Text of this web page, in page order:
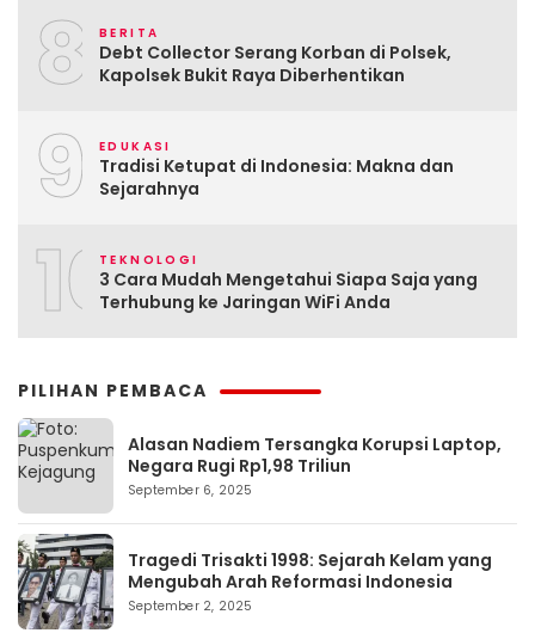
8 BERITA
Debt Collector Serang Korban di Polsek,
Kapolsek Bukit Raya Diberhentikan
9 EDUKASI
Tradisi Ketupat di Indonesia: Makna dan
Sejarahnya
10TEKNOLOGI
3 Cara Mudah Mengetahui Siapa Saja yang
Terhubung ke Jaringan WiFi Anda
PILIHAN PEMBACA
Alasan Nadiem Tersangka Korupsi Laptop,
Negara Rugi Rp1,98 Triliun
September 6, 2025
Tragedi Trisakti 1998: Sejarah Kelam yang
Mengubah Arah Reformasi Indonesia
September 2, 2025